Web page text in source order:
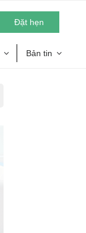
Đặt hẹn
Bản tin